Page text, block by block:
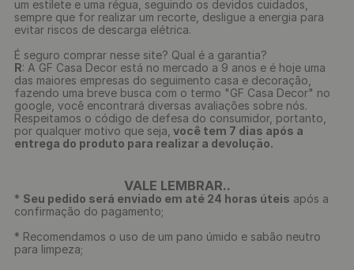
um estilete e uma régua, seguindo os devidos cuidados,
sempre que for realizar um recorte, desligue a energia para
evitar riscos de descarga elétrica.
É seguro comprar nesse site? Qual é a garantia?
R: A GF Casa Decor está no mercado a 9 anos e é hoje uma
das maiores empresas do seguimento casa e decoração,
fazendo uma breve busca com o termo "GF Casa Decor" no
google, você encontrará diversas avaliações sobre nós.
Respeitamos o código de defesa do consumidor, portanto,
por qualquer motivo que seja, você tem 7 dias após a
entrega do produto para realizar a devolução.
VALE LEMBRAR..
* Seu pedido será enviado em até 24 horas úteis após a
confirmação do pagamento;
* Recomendamos o uso de um pano úmido e sabão neutro
para limpeza;